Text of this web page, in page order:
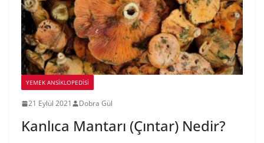
YEMEK ANSİKLOPEDİSİ
21 Eylül 2021 Dobra Gül
Kanlıca Mantarı (Çıntar) Nedir?